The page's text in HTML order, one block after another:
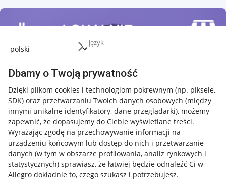
język
Dbamy o Twoją prywatność
Dzięki plikom cookies i technologiom pokrewnym (np. piksele,
SDK) oraz przetwarzaniu Twoich danych osobowych (między
innymi unikalne identyfikatory, dane przeglądarki), możemy
zapewnić, że dopasujemy do Ciebie wyświetlane treści.
Wyrażając zgodę na przechowywanie informacji na
urządzeniu końcowym lub dostęp do nich i przetwarzanie
danych (w tym w obszarze profilowania, analiz rynkowych i
statystycznych) sprawiasz, że łatwiej będzie odnaleźć Ci w
Allegro dokładnie to, czego szukasz i potrzebujesz.